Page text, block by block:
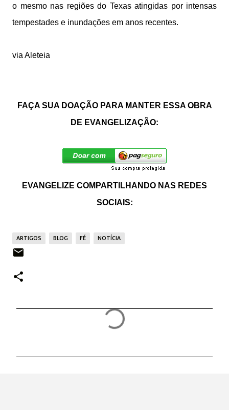
o mesmo nas regiões do Texas atingidas por intensas
tempestades e inundações em anos recentes.
via Aleteia
FAÇA SUA DOAÇÃO PARA MANTER ESSA OBRA
DE EVANGELIZAÇÃO:
EVANGELIZE COMPARTILHANDO NAS REDES
SOCIAIS:
ARTIGOS BLOG FÉ NOTÍCIA